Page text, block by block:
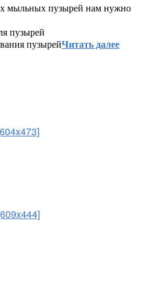
мыльных пузырей нам нужно
пузырей
пузырейЧитать далее